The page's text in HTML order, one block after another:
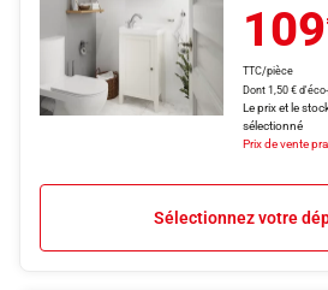
109
TTC/pièce
Dont 1,50 €
Le prix et le
sélectionné
Prix de vente
Sélectionnez votre